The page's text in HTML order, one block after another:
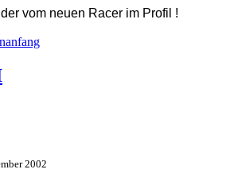
vom neuen Racer im Profil !
2002